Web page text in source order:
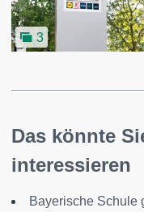
3
Das könnte
interessieren
Bayerische Schule